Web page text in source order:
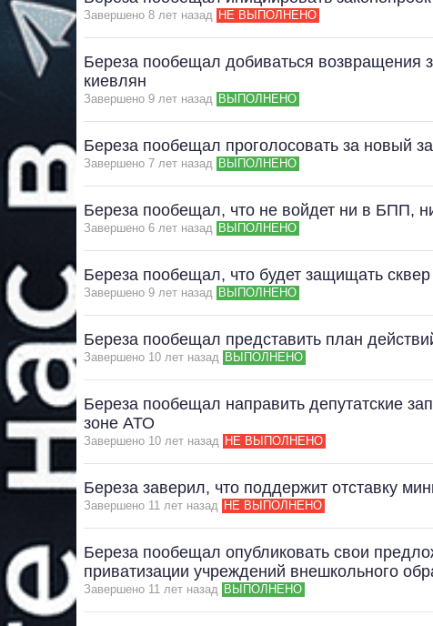
Завершено 8 лет назад НЕ ВЫПОЛНЕНО
Береза ​​​​пообещал добиваться возвращения
киевлян
Завершено 9 лет назад ВЫПОЛНЕНО
Береза пообещал проголосовать за новый
Завершено 7 лет назад ВЫПОЛНЕНО
Береза пообещал, что не войдет ни в БПП,
Завершено 6 лет назад ВЫПОЛНЕНО
Береза пообещал, что будет защищать
Завершено 9 лет назад ВЫПОЛНЕНО
Береза пообещал представить план
Завершено 10 лет назад ВЫПОЛНЕНО
Береза пообещал направить депутатские
зоне АТО
Завершено 10 лет назад НЕ ВЫПОЛНЕНО
Береза заверил, что поддержит отставку
Завершено 11 лет назад НЕ ВЫПОЛНЕНО
Береза пообещал опубликовать свои
приватизации учреждений внешкольного
Завершено 11 лет назад ВЫПОЛНЕНО